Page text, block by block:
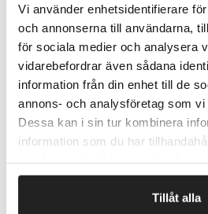
Vi använder enhetsidentifierare
och annonserna till användarna,
för sociala medier och analysera
vidarebefordrar även sådana
information från din enhet till de
annons- och analysföretag som vi
Dessa kan i sin tur kombinera
information som du har
Tillåt alla
forskellige opgaver. Kapacitet
tør.
Kraftfuldt bærehåndtag og et
skal hældes snavset vand ud.
Leveres med en stor komplet
tæppe/møbelrengøring, tør- og
Garanti 12 mdr.
Fragtfrit når du
Afsendelse samme